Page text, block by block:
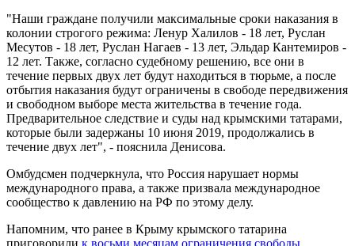
"Наши граждане получили максимальные сроки наказания в
колонии строгого режима: Ленур Халилов - 18 лет, Руслан
Месутов - 18 лет, Руслан Нагаев - 13 лет, Эльдар Кантемиров -
12 лет. Также, согласно судебному решению, все они в
течение первых двух лет будут находиться в тюрьме, а после
отбытия наказания будут ограничены в свободе передвижения
и свободном выборе места жительства в течение года.
Предварительное следствие и суды над крымскими татарами,
которые были задержаны 10 июня 2019, продолжались в
течение двух лет", - пояснила Денисова.
Омбудсмен подчеркнула, что Россия нарушает нормы
международного права, а также призвала международное
сообщество к давлению на РФ по этому делу.
Напомним, что ранее в Крыму крымского татарина
приговорили к восьми месяцам ограничения свободы.